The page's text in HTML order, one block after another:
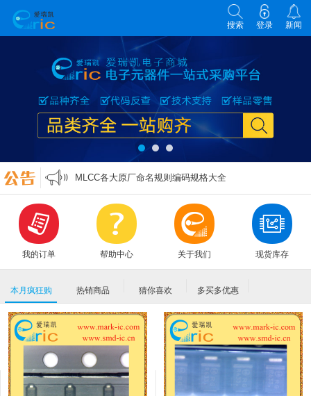
新闻
登录
搜索
各类电子元器件选型原则
零欧姆电阻的作用
万能表实用口诀
MLCC各大原厂命名规则编码规格大全
零欧姆电阻的作用
我的订单 帮助中心 关于我们 现货库存
本月疯狂购 热销商品 猜你喜欢 多买多优惠